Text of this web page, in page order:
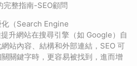
完整指南-SEO顧問
化（Search Engine
升網站在搜尋引擎（如 Google）自
站內容、結構和外部連結，SEO 可
關鍵字時，更容易被找到，進而增